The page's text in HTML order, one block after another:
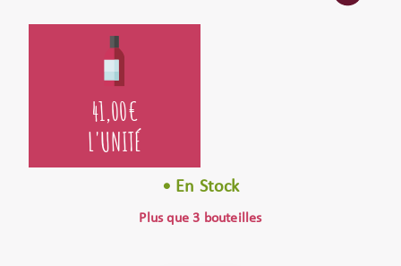
41,00€
L'UNITÉ
• En Stock
Plus que 3 bouteilles